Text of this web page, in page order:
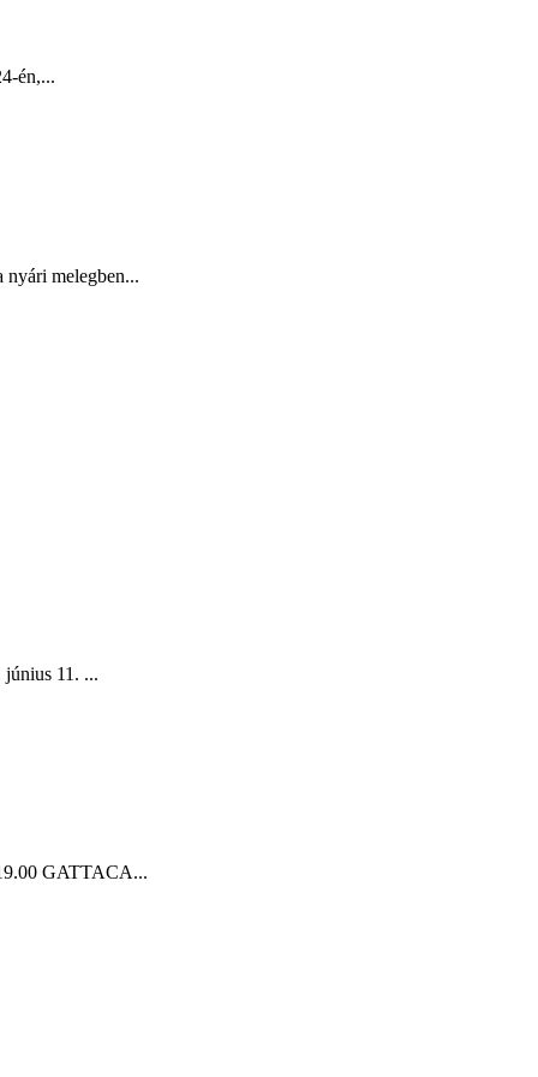
én,...
nyári melegben...
június 11. ...
GATTACA...